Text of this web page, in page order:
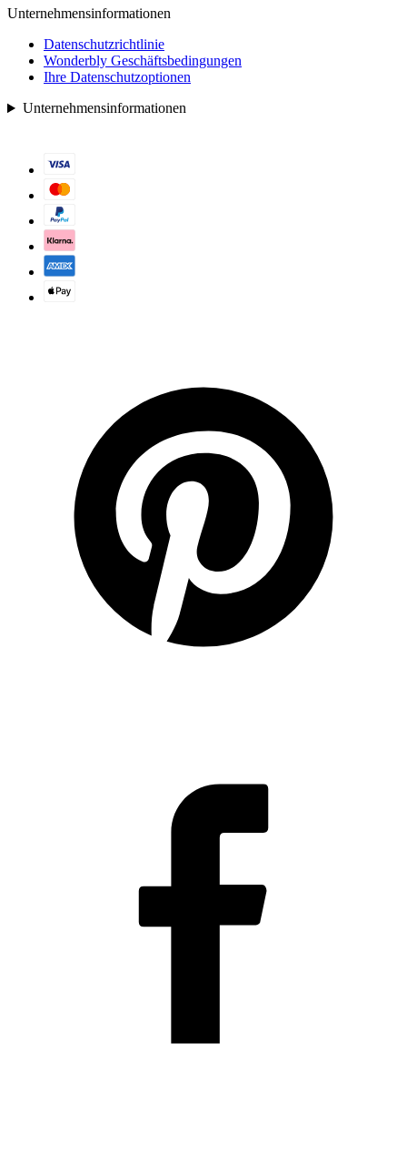
Unternehmensinformationen
Datenschutzrichtlinie
Wonderbly Geschäftsbedingungen
Ihre Datenschutzoptionen
Unternehmensinformationen